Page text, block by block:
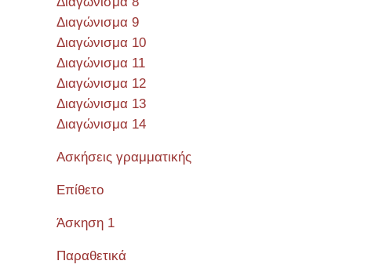
Διαγώνισμα 9
Διαγώνισμα 10
Διαγώνισμα 11
Διαγώνισμα 12
Διαγώνισμα 13
Διαγώνισμα 14
Ασκήσεις γραμματικής
Επίθετο
Άσκηση 1
Παραθετικά